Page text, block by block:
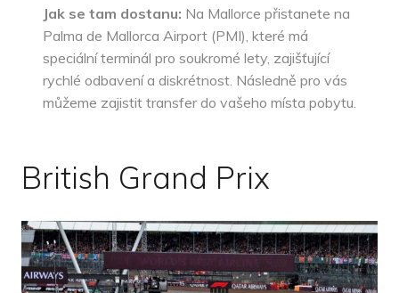
Jak se tam dostanu: Na Mallorce přistanete na
Palma de Mallorca Airport (PMI), které má
speciální terminál pro soukromé lety, zajišťující
rychlé odbavení a diskrétnost. Následně pro vás
můžeme zajistit transfer do vašeho místa pobytu.
British Grand Prix